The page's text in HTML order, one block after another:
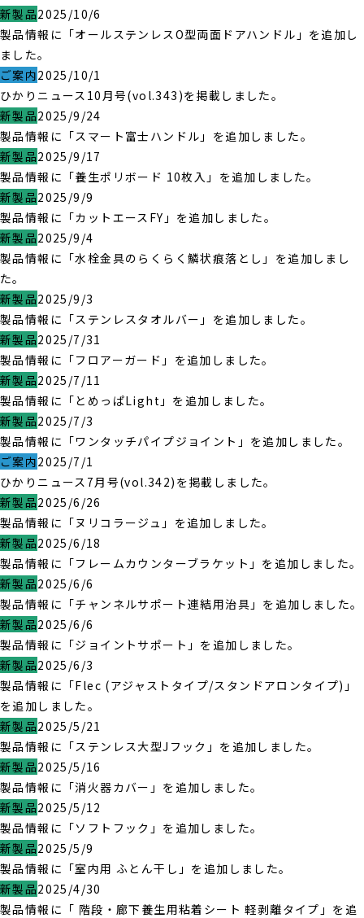
新製品2025/10/6
製品情報に「オールステンレスO型両面ドアハンドル」を追加し
ました。
ご案内2025/10/1
ひかりニュース10月号(vol.343)を掲載しました。
新製品2025/9/24
製品情報に「スマート富士ハンドル」を追加しました。
新製品2025/9/17
製品情報に「養生ポリボード 10枚入」を追加しました。
新製品2025/9/9
製品情報に「カットエースFY」を追加しました。
新製品2025/9/4
製品情報に「水栓金具のらくらく鱗状痕落とし」を追加しまし
た。
新製品2025/9/3
製品情報に「ステンレスタオルバー」を追加しました。
新製品2025/7/31
製品情報に「フロアーガード」を追加しました。
新製品2025/7/11
製品情報に「とめっぱLight」を追加しました。
新製品2025/7/3
製品情報に「ワンタッチパイプジョイント」を追加しました。
ご案内2025/7/1
ひかりニュース7月号(vol.342)を掲載しました。
新製品2025/6/26
製品情報に「ヌリコラージュ」を追加しました。
新製品2025/6/18
製品情報に「フレームカウンターブラケット」を追加しました。
新製品2025/6/6
製品情報に「チャンネルサポート連結用治具」を追加しました。
新製品2025/6/6
製品情報に「ジョイントサポート」を追加しました。
新製品2025/6/3
製品情報に「Flec (アジャストタイプ/スタンドアロンタイプ)」
を追加しました。
新製品2025/5/21
製品情報に「ステンレス大型Jフック」を追加しました。
新製品2025/5/16
製品情報に「消火器カバー」を追加しました。
新製品2025/5/12
製品情報に「ソフトフック」を追加しました。
新製品2025/5/9
製品情報に「室内用 ふとん干し」を追加しました。
新製品2025/4/30
製品情報に「 階段・廊下養生用粘着シート 軽剥離タイプ」を追